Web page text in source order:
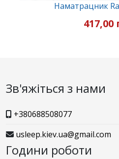
Наматрацник
417,00
Зв'яжіться з нами
+380688508077
usleep.kiev.ua@gmail.com
Години роботи